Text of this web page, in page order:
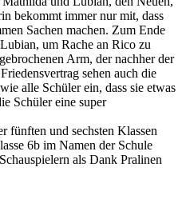
bekommt immer nur mit, dass
Sachen machen. Zum Ende
um Rache an Rico zu
Arm, der nachher der
sehen auch die
alle Schüler ein, dass sie etwas
Schüler eine super
fünften und sechsten Klassen
6b im Namen der Schule
als Dank Pralinen